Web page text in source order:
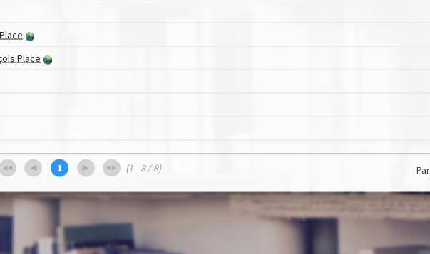
Place
1 (1 - 8 / 8)